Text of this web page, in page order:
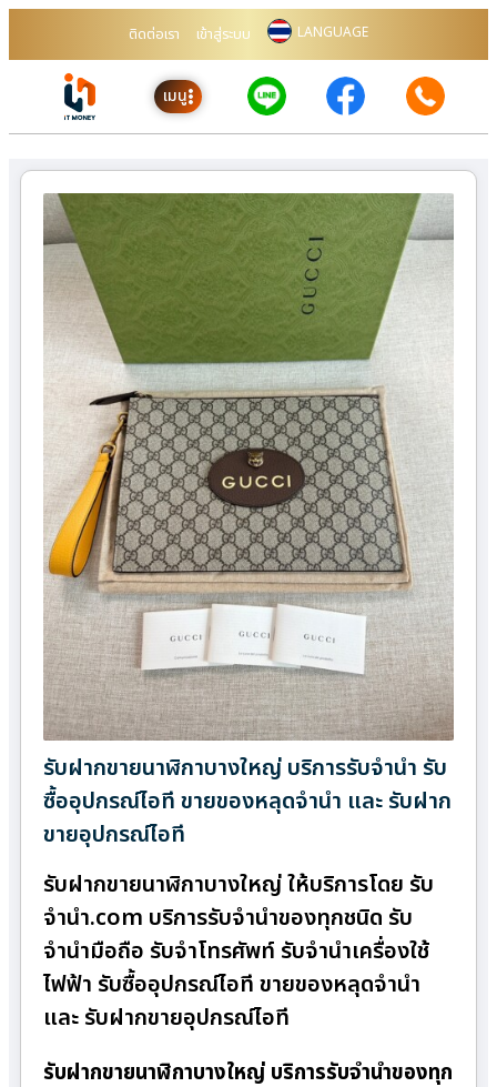
ติดต่อเรา เข้าสู่ระบบ LANGUAGE
เมนู
รับฝากขายนาฬิกาบางใหญ่ บริการรับจำนำ รับ
ซื้ออุปกรณ์ไอที ขายของหลุดจำนำ และ รับฝาก
ขายอุปกรณ์ไอที
รับฝากขายนาฬิกาบางใหญ่ ให้บริการโดย รับ
จํานํา.com บริการรับจำนำของทุกชนิด รับ
จำนำมือถือ รับจำโทรศัพท์ รับจำนำเครื่องใช้
ไฟฟ้า รับซื้ออุปกรณ์ไอที ขายของหลุดจำนำ
และ รับฝากขายอุปกรณ์ไอที
รับฝากขายนาฬิกาบางใหญ่ บริการรับจำนำของทุก